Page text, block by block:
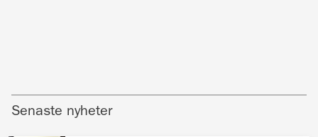
Senaste nyheter